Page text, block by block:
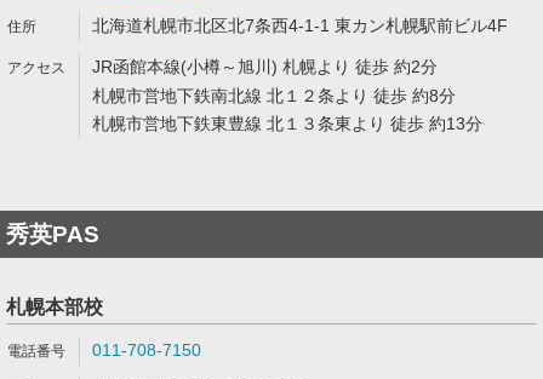
北海道札幌市北区北7条西4-1-1 東カン札幌駅前ビル4F
JR函館本線(小樽～旭川) 札幌より 徒歩 約2分
札幌市営地下鉄南北線 北１２条より 徒歩 約8分
札幌市営地下鉄東豊線 北１３条東より 徒歩 約13分
秀英PAS
札幌本部校
011-708-7150